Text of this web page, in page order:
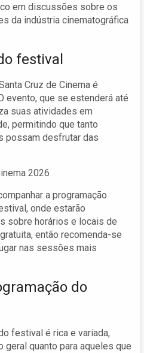
em discussões sobre os
da indústria cinematográfica
festival
Cruz de Cinema é
evento, que se estenderá até
suas atividades em
permitindo que tanto
possam desfrutar das
a programação
onde estarão
sobre horários e locais de
então recomenda-se
nas sessões mais
do
festival é rica e variada,
geral quanto para aqueles que